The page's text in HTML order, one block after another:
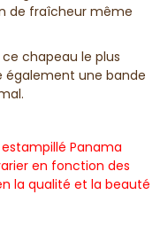
de fraîcheur même
chapeau le plus
également une bande
Panama
en fonction des
la qualité et la beauté